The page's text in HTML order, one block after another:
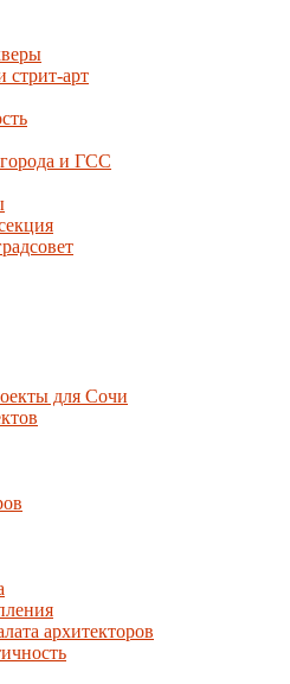
стрит-арт
и ГСС
для Сочи
архитекторов